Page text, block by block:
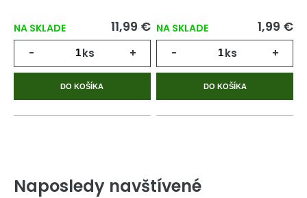
NA SKLADE 11,99 €
- ks +
DO KOŠÍKA
NA SKLADE 1,99 €
- ks +
DO KOŠÍKA
Naposledy navštívené